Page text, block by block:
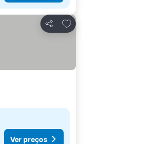
Partilhar
Adicionar aos favoritos
Ver preços